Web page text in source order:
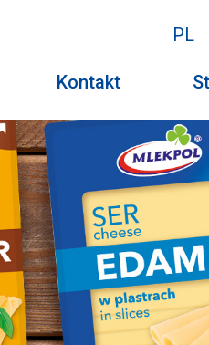
PL
Kontakt